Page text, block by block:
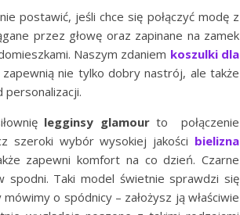
postawić, jeśli chce się połączyć modę z
przez głowę oraz zapinane na zamek
Naszym zdaniem koszulki dla
nie tylko dobry nastrój, ale także
personalizacji.
legginsy glamourto połączenie
szeroki wybór wysokiej jakości bielizna
zapewni komfort na co dzień. Czarne
Taki model świetnie sprawdzi się
o spódnicy – założysz ją właściwie